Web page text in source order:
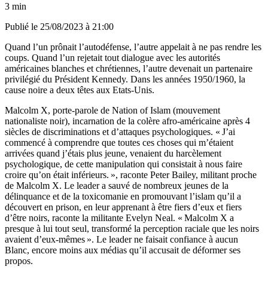
3 min
Publié le 25/08/2023 à 21:00
Quand l’un prônait l’autodéfense, l’autre appelait à ne pas rendre les
coups. Quand l’un rejetait tout dialogue avec les autorités
américaines blanches et chrétiennes, l’autre devenait un partenaire
privilégié du Président Kennedy. Dans les années 1950/1960, la
cause noire a deux têtes aux Etats-Unis.
Malcolm X, porte-parole de Nation of Islam (mouvement
nationaliste noir), incarnation de la colère afro-américaine après 4
siècles de discriminations et d’attaques psychologiques. « J’ai
commencé à comprendre que toutes ces choses qui m’étaient
arrivées quand j’étais plus jeune, venaient du harcèlement
psychologique, de cette manipulation qui consistait à nous faire
croire qu’on était inférieurs. », raconte Peter Bailey, militant proche
de Malcolm X. Le leader a sauvé de nombreux jeunes de la
délinquance et de la toxicomanie en promouvant l’islam qu’il a
découvert en prison, en leur apprenant à être fiers d’eux et fiers
d’être noirs, raconte la militante Evelyn Neal. « Malcolm X a
presque à lui tout seul, transformé la perception raciale que les noirs
avaient d’eux-mêmes ». Le leader ne faisait confiance à aucun
Blanc, encore moins aux médias qu’il accusait de déformer ses
propos.